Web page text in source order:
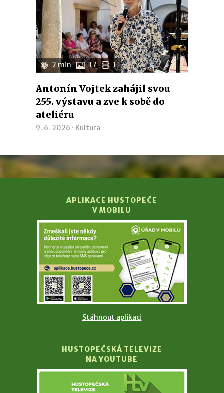
2 min 17 1
Antonín Vojtek zahájil svou
255. výstavu a zve k sobě do
ateliéru
9. 6. 2026 · Kultura
APLIKACE HUSTOPEČE
V MOBILU
Stáhnout aplikaci
HUSTOPEČSKÁ TELEVIZE
NA YOUTUBE